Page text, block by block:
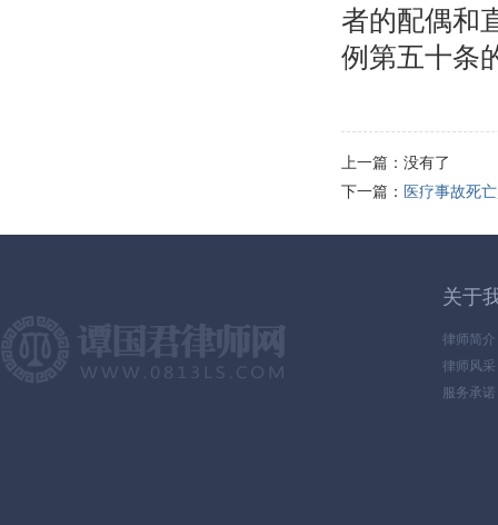
者的配偶和
例第五十条
上一篇： 没有了
下一篇： 医疗事故死
关于
律师简介
律师风采
服务承诺